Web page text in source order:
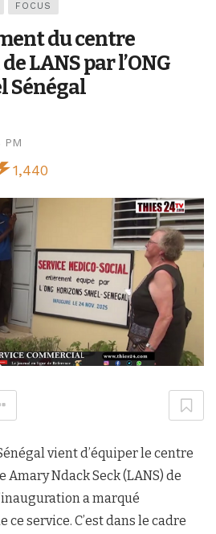
FOCUS
du centre
LANS par l’ONG
Sénégal
PM
1,440
vient d’équiper le centre
Ndack Seck (LANS) de
a marqué
service. C’est dans le cadre